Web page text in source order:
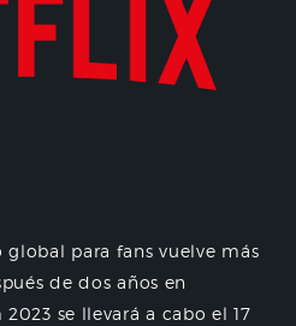
global para fans vuelve más
de dos años en
se llevará a cabo el 17